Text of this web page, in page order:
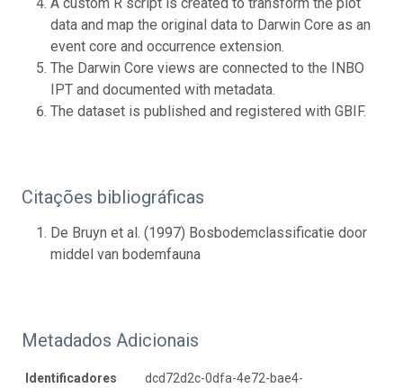
data and map the original data to Darwin Core as an
event core and occurrence extension.
The Darwin Core views are connected to the INBO
IPT and documented with metadata.
The dataset is published and registered with GBIF.
Citações bibliográficas
De Bruyn et al. (1997) Bosbodemclassificatie door
middel van bodemfauna
Metadados Adicionais
Identificadores
dcd72d2c-0dfa-4e72-bae4-